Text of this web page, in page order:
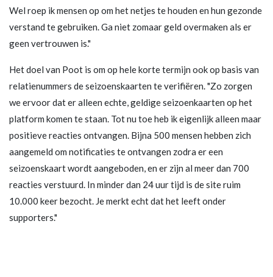
Wel roep ik mensen op om het netjes te houden en hun gezonde
verstand te gebruiken. Ga niet zomaar geld overmaken als er
geen vertrouwen is."
Het doel van Poot is om op hele korte termijn ook op basis van
relatienummers de seizoenskaarten te verifiëren. "Zo zorgen
we ervoor dat er alleen echte, geldige seizoenkaarten op het
platform komen te staan. Tot nu toe heb ik eigenlijk alleen maar
positieve reacties ontvangen. Bijna 500 mensen hebben zich
aangemeld om notificaties te ontvangen zodra er een
seizoenskaart wordt aangeboden, en er zijn al meer dan 700
reacties verstuurd. In minder dan 24 uur tijd is de site ruim
10.000 keer bezocht. Je merkt echt dat het leeft onder
supporters."